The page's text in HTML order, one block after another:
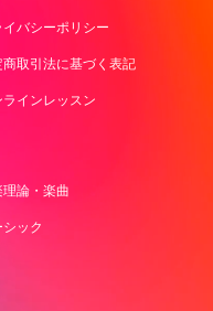
イバシーポリシー
商取引法に基づく表記
ラインレッスン
理論・楽曲
ック